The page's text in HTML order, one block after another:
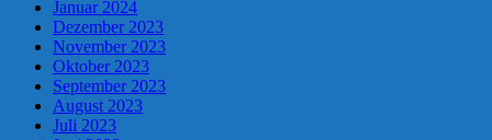
Januar 2024
Dezember 2023
November 2023
Oktober 2023
September 2023
August 2023
Juli 2023